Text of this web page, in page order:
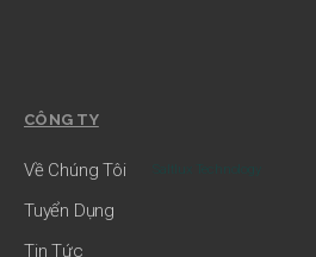
CÔNG TY
Về Chúng Tôi Saltlux Technology
Tuyển Dụng
Tin Tức